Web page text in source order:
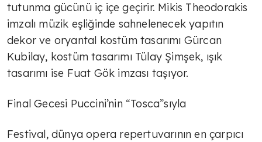
tutunma gücünü iç içe geçirir. Mikis Theodorakis
imzalı müzik eşliğinde sahnelenecek yapıtın
dekor ve oryantal kostüm tasarımı Gürcan
Kubilay, kostüm tasarımı Tülay Şimşek, ışık
tasarımı ise Fuat Gök imzası taşıyor.
Final Gecesi Puccini’nin “Tosca”sıyla
Festival, dünya opera repertuvarının en çarpıcı